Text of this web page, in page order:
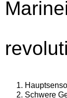
Schwere